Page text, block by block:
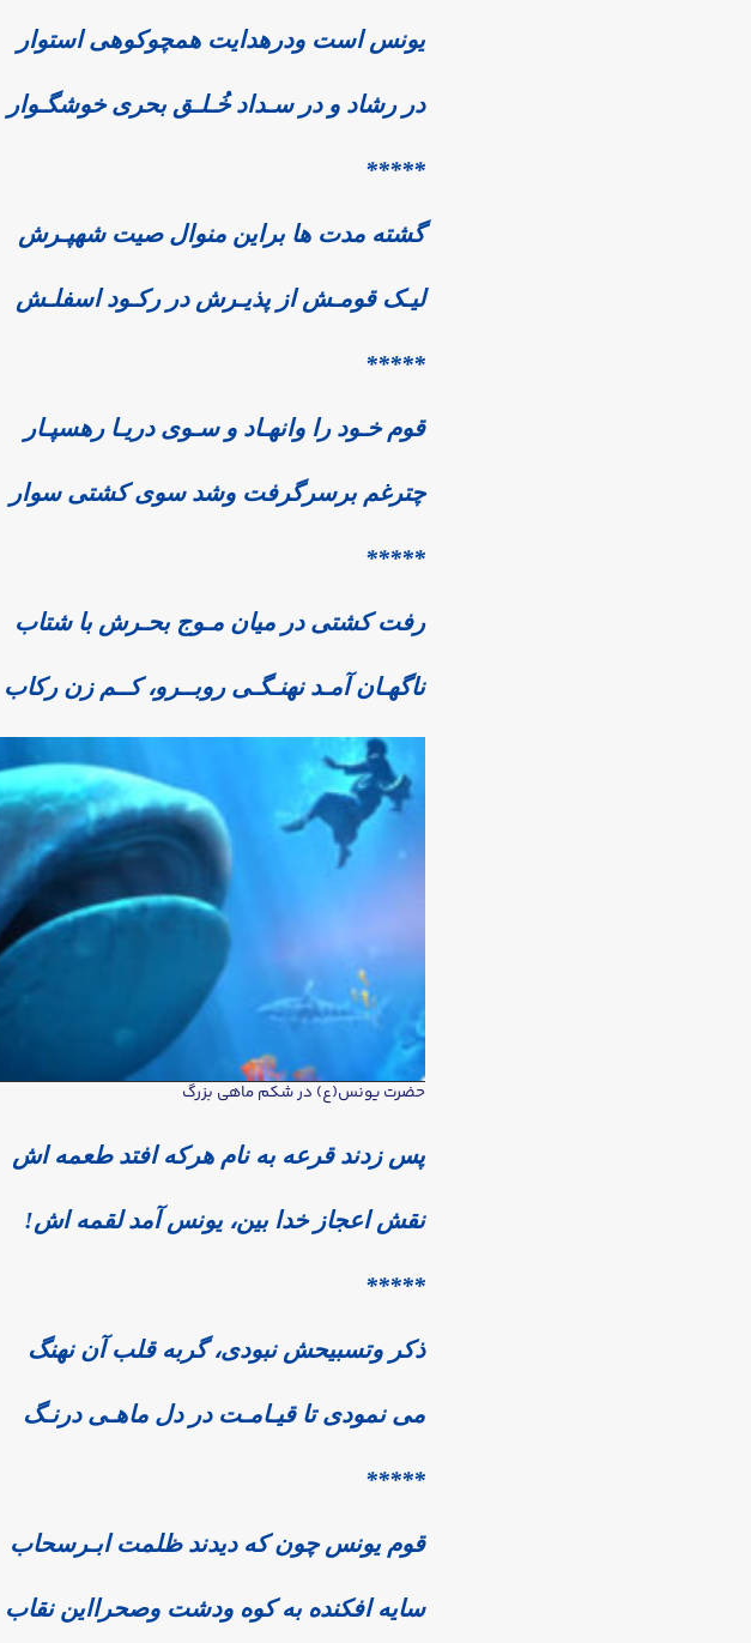
یونس است ودرهدایت همچوکوهی استوار
در رشاد و در سـداد خُـلـق بحری خوشگـوار
*****
گشته مدت ها براین منوال صیت شهپـرش
لیـک قومـش از پذیـرش در رکـود اسفلـش
*****
قوم خـود را وانهـاد و سـوی دریـا رهسپـار
چترغم برسرگرفت وشد سوی کشتی سوار
*****
رفت کشتی در میان مـوج بحـرش با شتاب
ناگهـان آمـد نهنـگـی روبــرو، کــم زن رکاب
حضرت يونس(ع) در شکم ماهی بزرگ
پس زدند قرعه به نام هرکه افتد طعمه اش
نقش اعجاز خدا بین، یونس آمد لقمه اش!
*****
ذکر وتسبیحش نبودی، گربه قلب آن نهنگ
می نمودی تا قیـامـت در دل ماهـی درنـگ
*****
قوم یونس چون که دیدند ظلمت ابـرسحاب
سایه افکنده به کوه ودشت وصحرااین نقاب